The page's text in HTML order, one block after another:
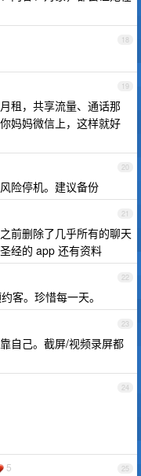
18
19
租，共享流量、通话那
妈妈微信上，这样就好
20
险停机。建议备份
21
前删除了几乎所有的聊天
经的 app 还有资料
22
客。珍惜每一天。
23
自己。截屏/视频录屏都
24
25
5